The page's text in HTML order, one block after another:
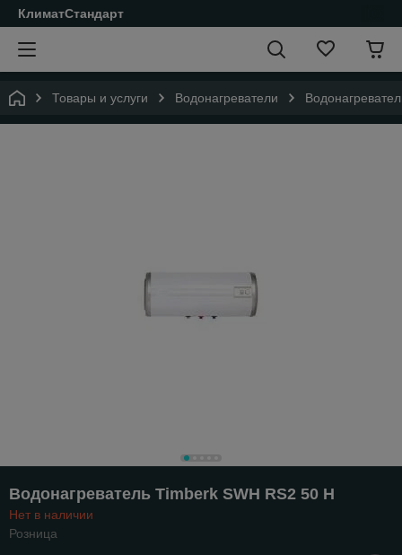
КлиматСтандарт
Товары и услуги Водонагреватели
Водонагреватель Timberk SWH RS2 50 H
Нет в наличии
Розница